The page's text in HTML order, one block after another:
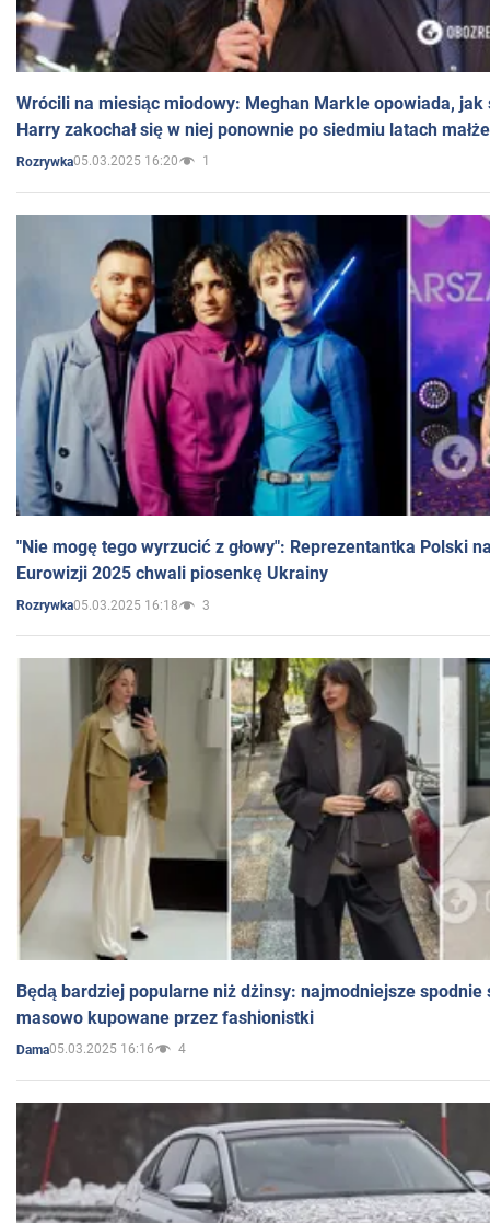
Wrócili na miesiąc miodowy: Meghan Markle opowiada, jak
Harry zakochał się w niej ponownie po siedmiu latach
Rozrywka05.03.2025 16:20 1
"Nie mogę tego wyrzucić z głowy": Reprezentantka Polski
Eurowizji 2025 chwali piosenkę Ukrainy
Rozrywka05.03.2025 16:18 3
Będą bardziej popularne niż dżinsy: najmodniejsze spodnie
masowo kupowane przez fashionistki
Dama05.03.2025 16:16 4